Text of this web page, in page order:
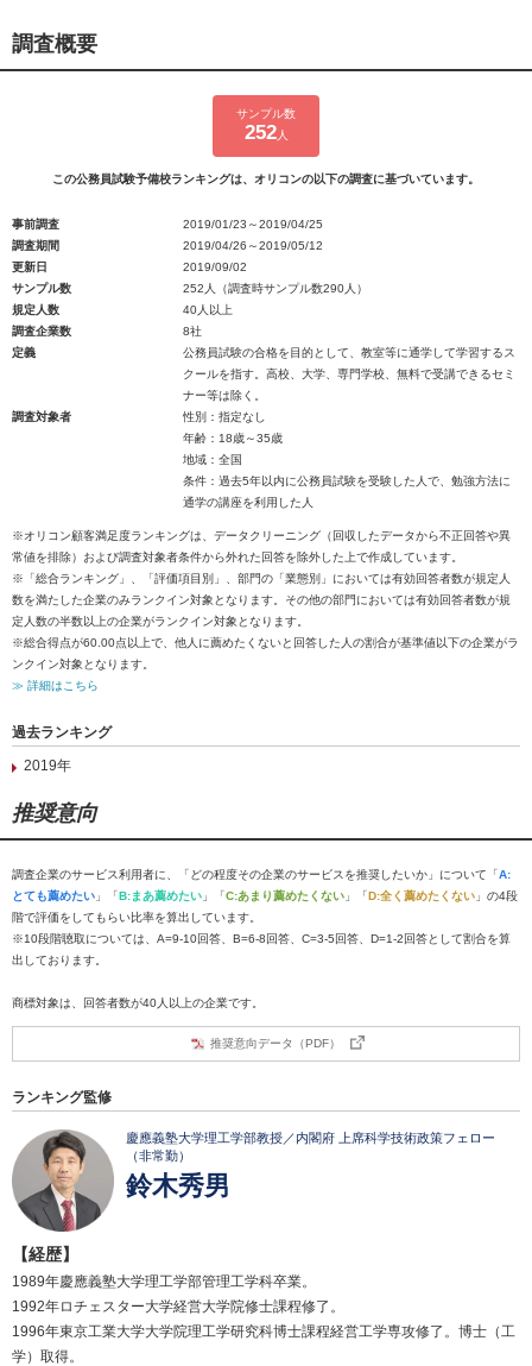
調査概要
サンプル数
252人
この公務員試験予備校ランキングは、オリコンの以下の調査に基づいています。
事前調査
2019/01/23～2019/04/25
調査期間
2019/04/26～2019/05/12
更新日
2019/09/02
サンプル数
252人（調査時サンプル数290人）
規定人数
40人以上
調査企業数
8社
定義
公務員試験の合格を目的として、教室等に通学して学習するス
クールを指す。高校、大学、専門学校、無料で受講できるセミ
ナー等は除く。
調査対象者
性別：指定なし
年齢：18歳～35歳
地域：全国
条件：過去5年以内に公務員試験を受験した人で、勉強方法に
通学の講座を利用した人
※オリコン顧客満足度ランキングは、データクリーニング（回収したデータから不正回答や異
常値を排除）および調査対象者条件から外れた回答を除外した上で作成しています。
※「総合ランキング」、「評価項目別」、部門の「業態別」においては有効回答者数が規定人
数を満たした企業のみランクイン対象となります。その他の部門においては有効回答者数が規
定人数の半数以上の企業がランクイン対象となります。
※総合得点が60.00点以上で、他人に薦めたくないと回答した人の割合が基準値以下の企業がラ
ンクイン対象となります。
≫ 詳細はこちら
過去ランキング
2019年
推奨意向
調査企業のサービス利用者に、「どの程度その企業のサービスを推奨したいか」について「A:
とても薦めたい 」「B:まあ薦めたい 」「C:あまり薦めたくない 」「D:全く薦めたくない 」の4段
階で評価をしてもらい比率を算出しています。
※10段階聴取については、A=9-10回答、B=6-8回答、C=3-5回答、D=1-2回答として割合を算
出しております。
商標対象は、回答者数が40人以上の企業です。
推奨意向データ（PDF）
ランキング監修
慶應義塾大学理工学部教授／内閣府 上席科学技術政策フェロー
（非常勤）
鈴木秀男
【経歴】
1989年慶應義塾大学理工学部管理工学科卒業。
1992年ロチェスター大学経営大学院修士課程修了。
1996年東京工業大学大学院理工学研究科博士課程経営工学専攻修了。博士（工
学）取得。